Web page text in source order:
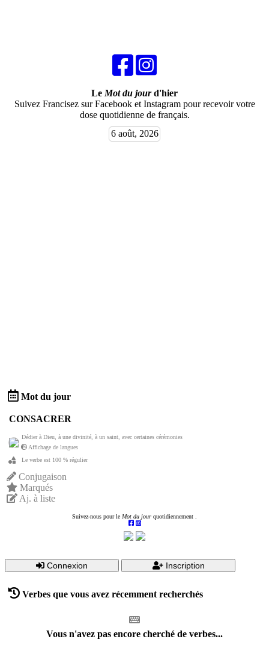
Le Mot du jourd'hier
Suivez Francisez sur Facebook et Instagram pour recevoir votre
dose quotidienne de français.
6 août, 2026
Mot du jour
CONSACRER
Dédier à Dieu, à une divinité, à un saint, avec certaines cérémonies
Affichage de langues
Le verbe est 100 % régulier
Conjugaison
Marqués
Aj. à liste
Suivez-nous pour le Mot du jour quotidiennement .
Connexion Inscription
Verbes que vous avez récemment recherchés
Vous n'avez pas encore cherché de verbes...